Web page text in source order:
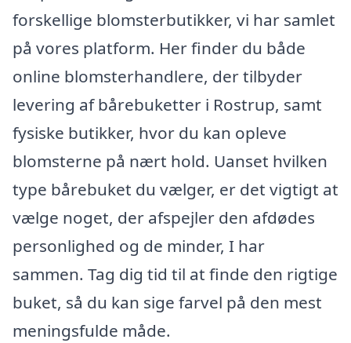
forskellige blomsterbutikker, vi har samlet
på vores platform. Her finder du både
online blomsterhandlere, der tilbyder
levering af bårebuketter i Rostrup, samt
fysiske butikker, hvor du kan opleve
blomsterne på nært hold. Uanset hvilken
type bårebuket du vælger, er det vigtigt at
vælge noget, der afspejler den afdødes
personlighed og de minder, I har
sammen. Tag dig tid til at finde den rigtige
buket, så du kan sige farvel på den mest
meningsfulde måde.